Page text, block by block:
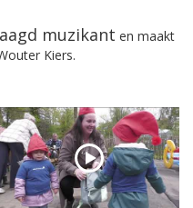
muzikant en maakt
Kiers.